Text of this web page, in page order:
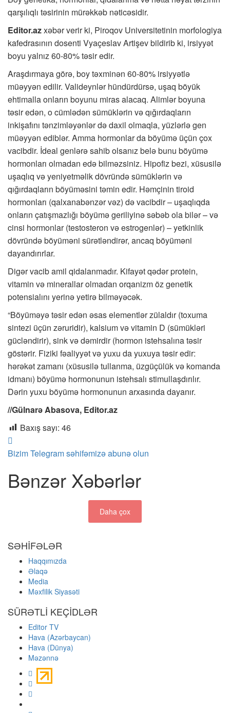
qarşılıqlı təsirinin mürəkkəb nəticəsidir.
Editor.azxəbər verir ki, Piroqov Universitetinin morfologiya
kafedrasının dosenti Vyaçeslav Artişev bildirib ki, irsiyyət
boyu yalnız 60-80% təsir edir.
Araşdırmaya görə, boy təxminən 60-80% irsiyyətlə
müəyyən edilir. Valideynlər hündürdürsə, uşaq böyük
ehtimalla onların boyunu miras alacaq. Alimlər boyuna
təsir edən, o cümlədən sümüklərin və qığırdaqların
inkişafını tənzimləyənlər də daxil olmaqla, yüzlərlə gen
müəyyən ediblər. Amma hormonlar da böyümə üçün çox
vacibdir. İdeal genlərə sahib olsanız belə bunu böyümə
hormonları olmadan edə bilməzsiniz. Hipofiz bezi, xüsusilə
uşaqlıq və yeniyetməlik dövründə sümüklərin və
qığırdaqların böyüməsini təmin edir. Həmçinin tiroid
hormonları (qalxanabənzər vəz) də vacibdir – uşaqlıqda
onların çatışmazlığı böyümə geriliyinə səbəb ola bilər – və
cinsi hormonlar (testosteron və estrogenlər) – yetkinlik
dövründə böyüməni sürətləndirər, ancaq böyüməni
dayandırırlar.
Digər vacib amil qidalanmadır. Kifayət qədər protein,
vitamin və minerallar olmadan orqanizm öz genetik
potensialını yerinə yetirə bilməyəcək.
“Böyüməyə təsir edən əsas elementlər zülaldır (toxuma
sintezi üçün zəruridir), kalsium və vitamin D (sümükləri
gücləndirir), sink və dəmirdir (hormon istehsalına təsir
göstərir. Fiziki fəaliyyət və yuxu da yuxuya təsir edir:
hərəkət zamanı (xüsusilə tullanma, üzgüçülük və komanda
idmanı) böyümə hormonunun istehsalı stimullaşdırılır.
Dərin yuxu böyümə hormonunun arxasında dayanır.
//Gülnarə Abasova, Editor.az
Baxış sayı: 46
Bizim Telegram səhifəmizə abunə olun
Bənzər Xəbərlər
Daha çox
SƏHİFƏLƏR
Haqqımızda
Əlaqə
Media
Məxfilik Siyasəti
SÜRƏTLİ KEÇİDLƏR
Editor TV
Hava (Azərbaycan)
Hava (Dünya)
Məzənnə